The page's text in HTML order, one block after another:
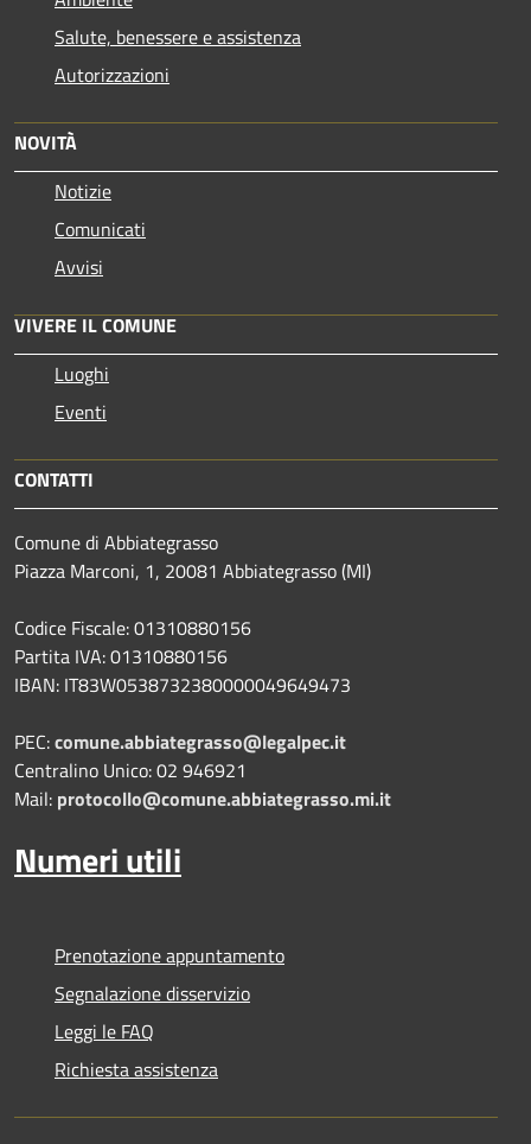
Salute, benessere e assistenza
Autorizzazioni
NOVITÀ
Notizie
Comunicati
Avvisi
VIVERE IL COMUNE
Luoghi
Eventi
CONTATTI
Comune di Abbiategrasso
Piazza Marconi, 1, 20081 Abbiategrasso (MI)
Codice Fiscale: 01310880156
Partita IVA: 01310880156
IBAN: IT83W0538732380000049649473
PEC:comune.abbiategrasso@legalpec.it
Centralino Unico: 02 946921
Mail: protocollo@comune.abbiategrasso.mi.it
Numeri utili
Prenotazione appuntamento
Segnalazione disservizio
Leggi le FAQ
Richiesta assistenza